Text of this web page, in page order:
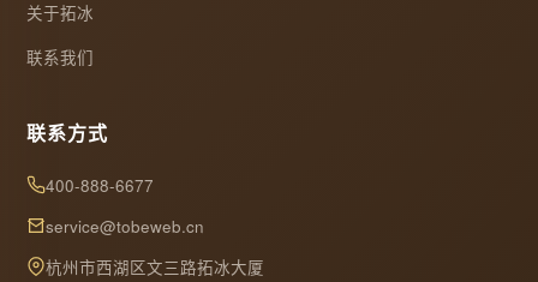
关于拓冰
联系我们
联系方式
400-888-6677
service@tobeweb.cn
杭州市西湖区文三路拓冰大厦